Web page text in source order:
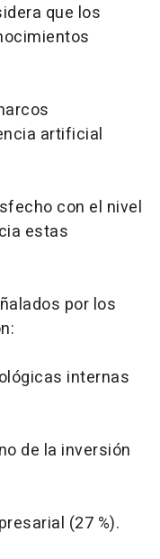
que los
artificial
con el nivel
estas
por los
internas
de la inversión
(27 %).